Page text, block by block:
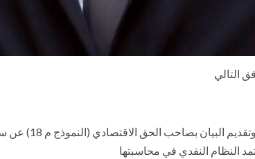
التالي
النظام النقدي في محاسبتها